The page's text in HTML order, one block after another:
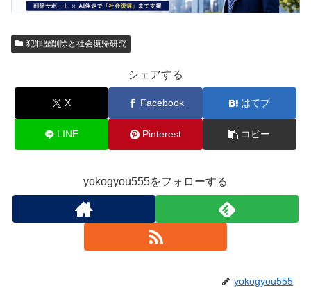
犯罪歴削除と社会復帰研究
シェアする
X Facebook はてブ
LINE Pinterest コピー
yokogyou555をフォローする
yokogyou555